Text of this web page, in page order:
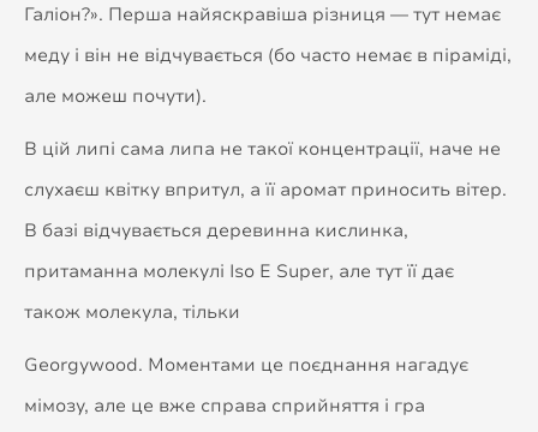
Галіон?». Перша найяскравіша різниця — тут немає
меду і він не відчувається (бо часто немає в піраміді,
але можеш почути).
В цій липі сама липа не такої концентрації, наче не
слухаєш квітку впритул, а її аромат приносить вітер.
В базі відчувається деревинна кислинка,
притаманна молекулі Iso E Super, але тут її дає
також молекула, тільки
Georgywood. Моментами це поєднання нагадує
мімозу, але це вже справа сприйняття і гра